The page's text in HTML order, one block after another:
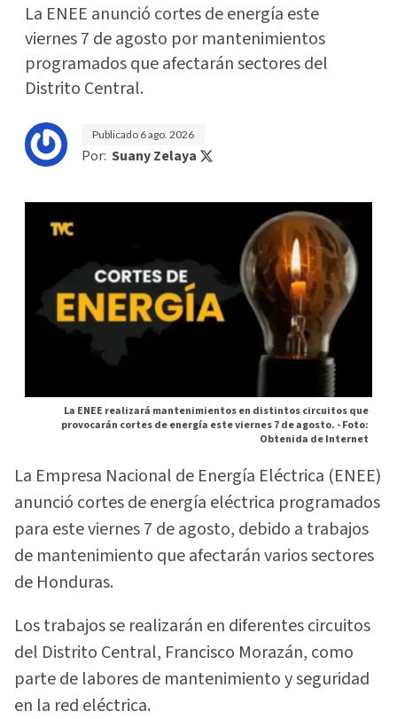
La ENEE anunció cortes de energía este
viernes 7 de agosto por mantenimientos
programados que afectarán sectores del
Distrito Central.
Publicado 6 ago. 2026
Por: Suany Zelaya
La ENEE realizará mantenimientos en distintos circuitos que
provocarán cortes de energía este viernes 7 de agosto. -Foto:
Obtenida de Internet
La Empresa Nacional de Energía Eléctrica (ENEE)
anunció cortes de energía eléctrica programados
para este viernes 7 de agosto, debido a trabajos
de mantenimiento que afectarán varios sectores
de Honduras.
Los trabajos se realizarán en diferentes circuitos
del Distrito Central, Francisco Morazán, como
parte de labores de mantenimiento y seguridad
en la red eléctrica.